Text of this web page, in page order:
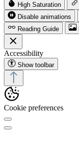
High Saturation
Disable animations
Reading Guide
Accessibility
Show toolbar
Cookie preferences